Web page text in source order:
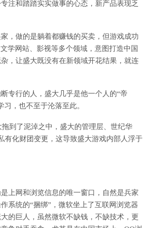
注和踏踏实实做事的心态，新产品表现乏
，做的是躺着都赚钱的买卖，但游戏成功
学网站、影视等多个领域，意图打造中国
，让盛大既没有在新领域开花结果，就连
专行的人，盛大几乎是他一个人的“帝
，也不至于沦落至此。
到了泥淖之中，盛大的管理层、世纪华
有化财团变更，这导致盛大游戏内部人浮于
上网和浏览信息的唯一窗口，自然是兵家
系统的“捆绑”，微软坐上了互联网浏览器
的巨人，虽然微软不缺钱，不缺技术，更